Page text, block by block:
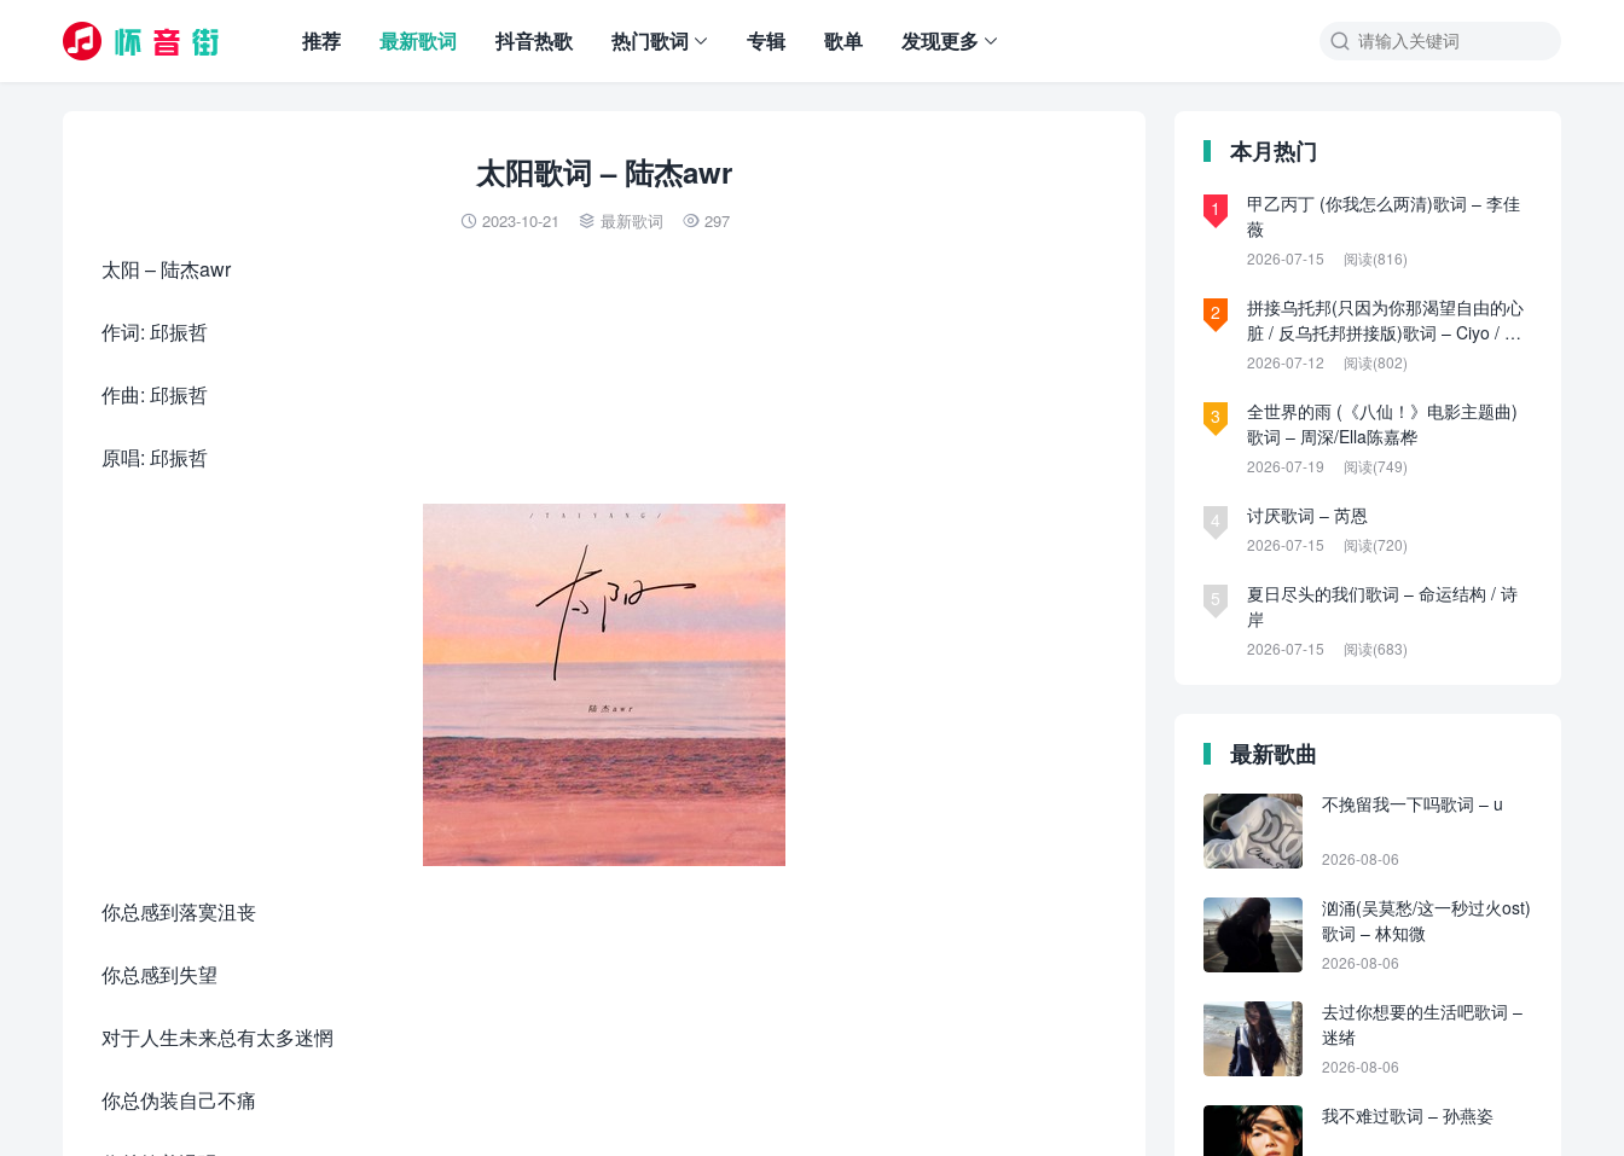

推荐 最新歌词 抖音热歌 热门歌词 专辑 歌单 发现更多
太阳歌词 – 陆杰awr
 2023-10-21  最新歌词  297
太阳 – 陆杰awr
作词: 邱振哲
作曲: 邱振哲
原唱: 邱振哲
你总感到落寞沮丧
你总感到失望
对于人生未来总有太多迷惘
你总伪装自己不痛
本月热门
1
甲乙丙丁 (你我怎么两清)歌词 – 李佳
薇
2026-07-15 阅读(816)
2
拼接乌托邦(只因为你那渴望自由的心
脏 / 反乌托邦拼接版)歌词 – Ciyo / 见
过夏天P / 乌托邦P
2026-07-12 阅读(802)
3
全世界的雨 (《八仙！》电影主题曲)
歌词 – 周深/Ella陈嘉桦
2026-07-19 阅读(749)
4 讨厌歌词 – 芮恩
2026-07-15 阅读(720)
5
夏日尽头的我们歌词 – 命运结构 / 诗
岸
2026-07-15 阅读(683)
最新歌曲
不挽留我一下吗歌词 – u
2026-08-06
汹涌(吴莫愁/这一秒过火ost)
歌词 – 林知微
2026-08-06
去过你想要的生活吧歌词 –
迷绪
2026-08-06
我不难过歌词 – 孙燕姿